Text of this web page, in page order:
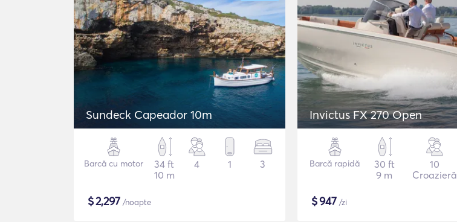
Sundeck Capeador 10m
Barcă cu motor
34 ft
10 m
4 1 3
$2,297 /noapte
Invictus FX 270 Open
Barcă rapidă
30 ft
9 m
10
Croazieră
$947 /zi